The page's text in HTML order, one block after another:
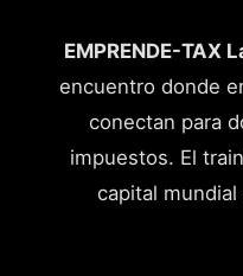
EMPRENDE-TAX
encuentro donde
conectan para
impuestos. El
capital